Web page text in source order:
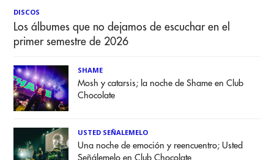
DISCOS
Los álbumes que no dejamos de escuchar en el
primer semestre de 2026
SHAME
Mosh y catarsis; la noche de Shame en Club
Chocolate
USTED SEÑALEMELO
Una noche de emoción y reencuentro; Usted
Señálemelo en Club Chocolate